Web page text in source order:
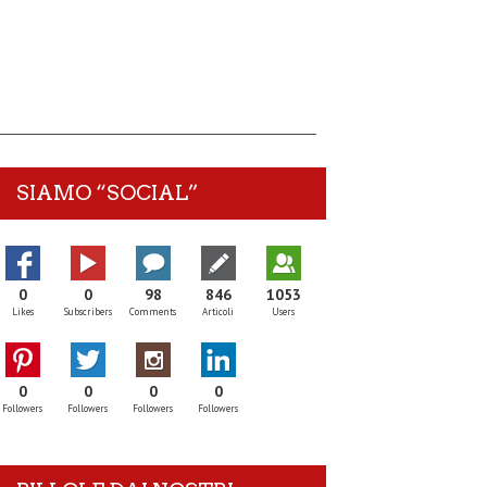
SIAMO “SOCIAL”
0
Likes
0
Subscribers
98
Comments
846
Articoli
1053
Users
0
Followers
0
Followers
0
Followers
0
Followers